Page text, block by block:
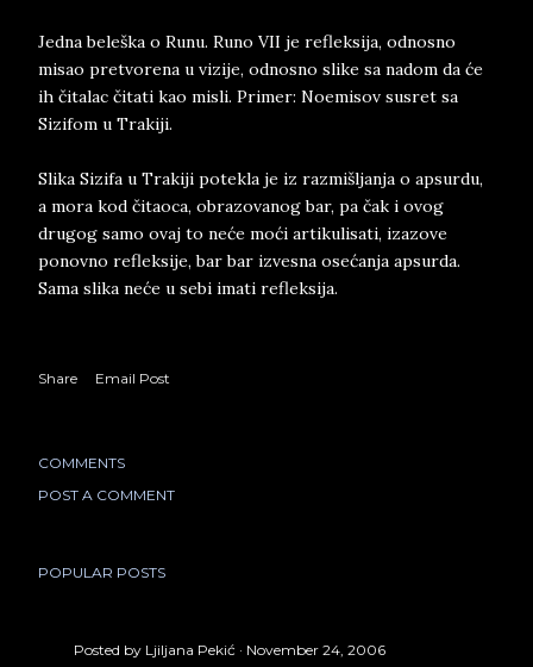
Jedna beleška o Runu. Runo VII je refleksija, odnosno
misao pretvorena u vizije, odnosno slike sa nadom da će
ih čitalac čitati kao misli. Primer: Noemisov susret sa
Sizifom u Trakiji.
Slika Sizifa u Trakiji potekla je iz razmišljanja o apsurdu,
a mora kod čitaoca, obrazovanog bar, pa čak i ovog
drugog samo ovaj to neće moći artikulisati, izazove
ponovno refleksije, bar bar izvesna osećanja apsurda.
Sama slika neće u sebi imati refleksija.
Share Email Post
COMMENTS
POST A COMMENT
POPULAR POSTS
Posted by Ljiljana Pekić November 24, 2006